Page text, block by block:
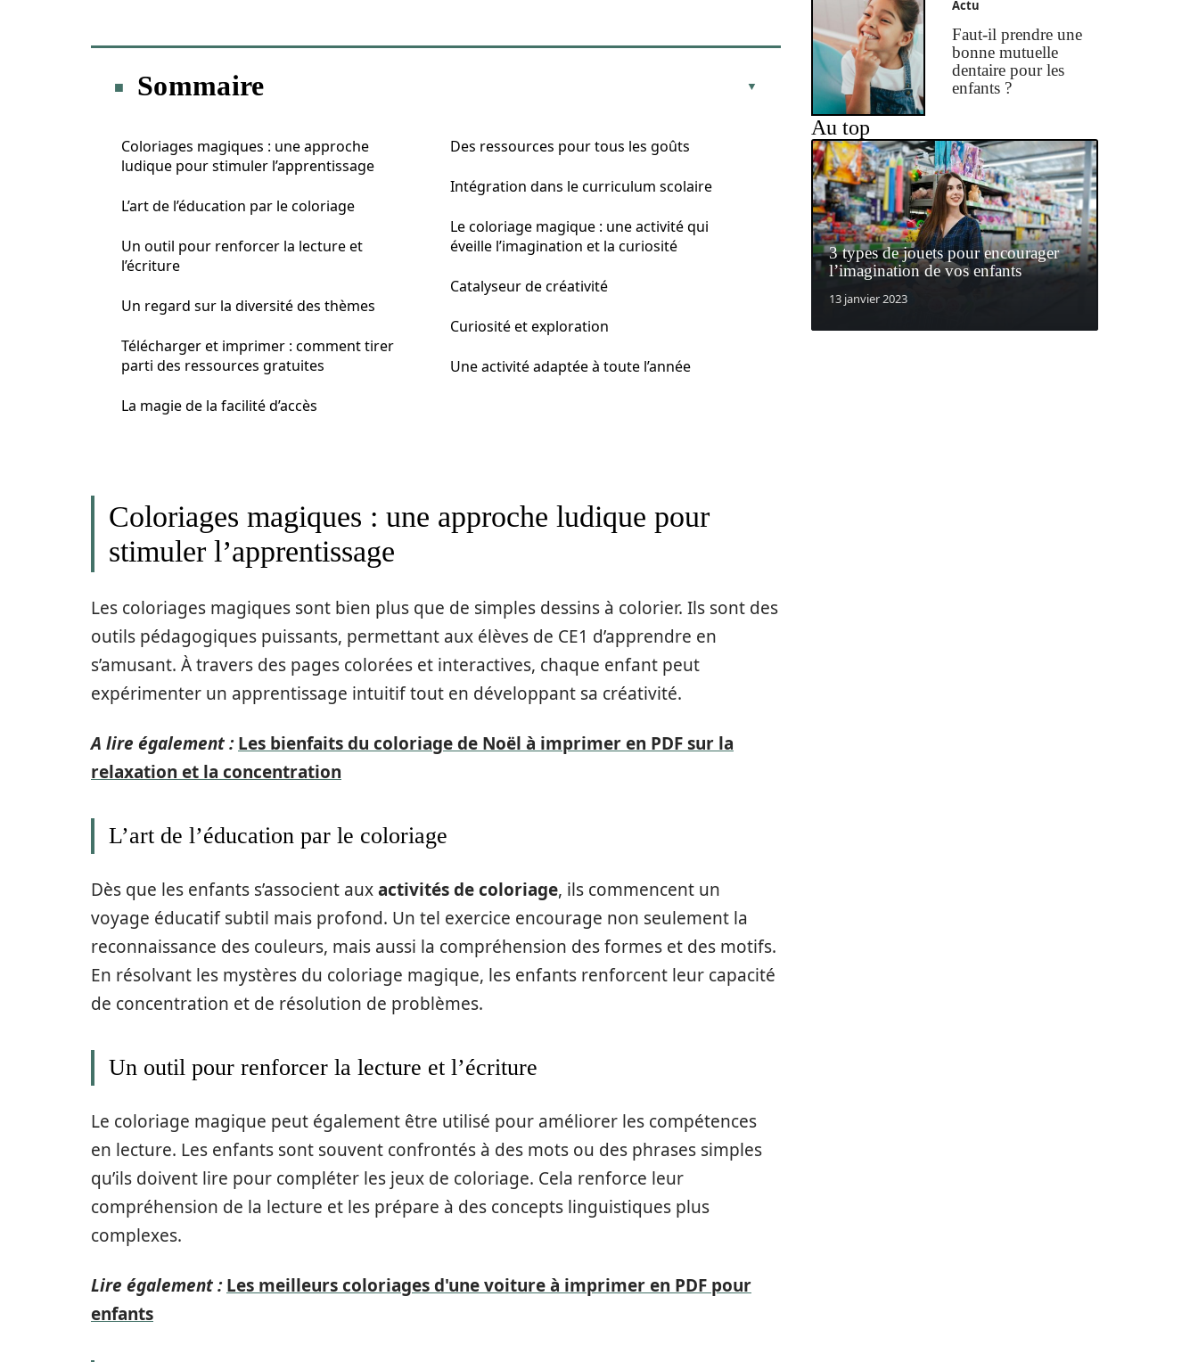
Sommaire
Coloriages magiques : une approche
ludique pour stimuler l’apprentissage
L’art de l’éducation par le coloriage
Un outil pour renforcer la lecture et
l’écriture
Un regard sur la diversité des thèmes
Télécharger et imprimer : comment tirer
parti des ressources gratuites
La magie de la facilité d’accès
Des ressources pour tous les goûts
Intégration dans le curriculum scolaire
Le coloriage magique : une activité qui
éveille l’imagination et la curiosité
Catalyseur de créativité
Curiosité et exploration
Une activité adaptée à toute l’année
Coloriages magiques : une approche ludique pour
stimuler l’apprentissage
Les coloriages magiques sont bien plus que de simples dessins à colorier. Ils sont des
outils pédagogiques puissants, permettant aux élèves de CE1 d’apprendre en
s’amusant. À travers des pages colorées et interactives, chaque enfant peut
expérimenter un apprentissage intuitif tout en développant sa créativité.
A lire également : Les bienfaits du coloriage de Noël à imprimer en PDF sur la
relaxation et la concentration
L’art de l’éducation par le coloriage
Dès que les enfants s’associent auxactivités de coloriage, ils commencent un
voyage éducatif subtil mais profond. Un tel exercice encourage non seulement la
reconnaissance des couleurs, mais aussi la compréhension des formes et des motifs.
En résolvant les mystères du coloriage magique, les enfants renforcent leur capacité
de concentration et de résolution de problèmes.
Un outil pour renforcer la lecture et l’écriture
Le coloriage magique peut également être utilisé pour améliorer les compétences
en lecture. Les enfants sont souvent confrontés à des mots ou des phrases simples
qu’ils doivent lire pour compléter les jeux de coloriage. Cela renforce leur
compréhension de la lecture et les prépare à des concepts linguistiques plus
complexes.
Lire également : Les meilleurs coloriages d'une voiture à imprimer en PDF pour
enfants
Actu
Faut-il prendre une
bonne mutuelle
dentaire pour les
enfants ?
Au top
3 types de jouets pour encourager
l’imagination de vos enfants
13 janvier 2023